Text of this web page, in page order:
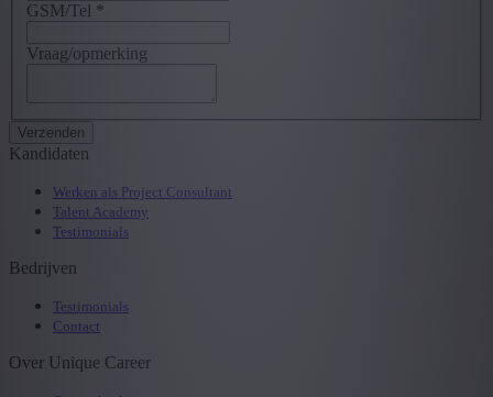
GSM/Tel *
Vraag/opmerking
Kandidaten
Werken als Project Consultant
Talent Academy
Testimonials
Bedrijven
Testimonials
Contact
Over Unique Career